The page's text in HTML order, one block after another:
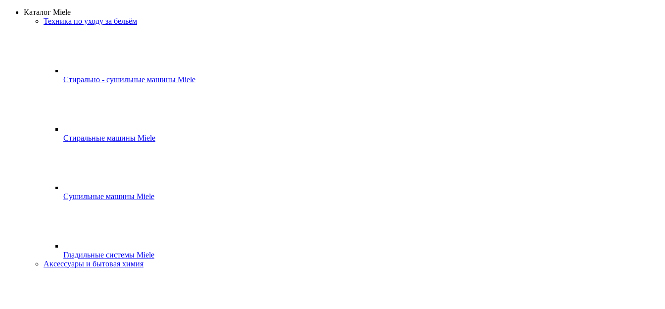
Каталог Miele
Техника по уходу за бельём
Стирально - сушильные машины Miele
Стиральные машины Miele
Сушильные машины Miele
Гладильные системы Miele
Аксессуары и бытовая химия